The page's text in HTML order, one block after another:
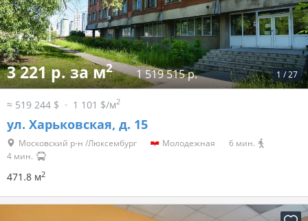
1 /27
3 221 р. за м2 1 519 515 р.
≈ 519 244 $ 1 101 $/м2
ул. Харьковская, д. 15
Московский р-н /Люксембург Молодежная
6 мин.
4 мин.
471.8 м2